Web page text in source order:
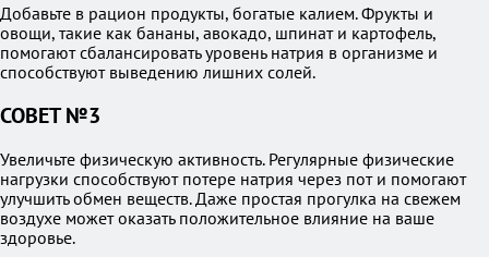
Добавьте в рацион продукты, богатые калием. Фрукты и
овощи, такие как бананы, авокадо, шпинат и картофель,
помогают сбалансировать уровень натрия в организме и
способствуют выведению лишних солей.
СОВЕТ №3
Увеличьте физическую активность. Регулярные физические
нагрузки способствуют потере натрия через пот и помогают
улучшить обмен веществ. Даже простая прогулка на свежем
воздухе может оказать положительное влияние на ваше
здоровье.